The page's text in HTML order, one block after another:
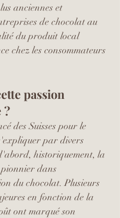
anciennes et
de chocolat au
du produit local
chez les consommateurs
passion
?
des Suisses pour le
par divers
historiquement, la
pionnier dans
du chocolat. Plusieurs
en fonction de la
ont marqué son